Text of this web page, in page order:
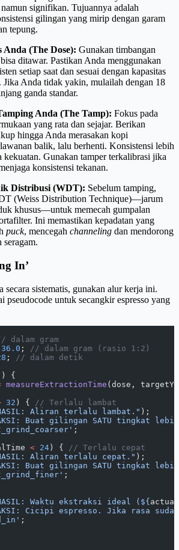
signifikan. Tujuannya adalah
gilingan yang mirip dengan garam
tepung.
Anda (The Dose): Gunakan timbangan
ditawar. Pastikan Anda menggunakan
setiap saat dan sesuai dengan kapasitas
Jika Anda tidak yakin, mulailah dengan 18
ganda standar.
Anda (The Tamp): Fokus pada
yang rata dan sejajar. Berikan
hingga Anda merasakan kopi
balik, lalu berhenti. Konsistensi lebih
kekuatan. Gunakan tamper terkalibrasi jika
konsistensi tekanan.
Distribusi (WDT): Sebelum tamping,
(Weiss Distribution Technique)—jarum
khusus—untuk memecah gumpalan
Ini memastikan kepadatan yang
puck, mencegah channeling dan mendorong
In’
secara sistematis, gunakan alur kerja ini.
pseudocode untuk secangkir espresso yang
dalam gram
36.0 ;
// dalam gram (rasio 1:2)
;
// dalam detik
{
measureExtractionTime (dose,
32 ) {
// Terlalu lambat
Aliran terlalu lambat." );
Buat gilingan SATU tingkat
;
< 24 ) {
// Terlalu cepat
Aliran terlalu cepat." );
Buat gilingan SATU tingkat
;
Waktu ekstraksi ideal (${
Cicipi espresso. Jika rasa
;